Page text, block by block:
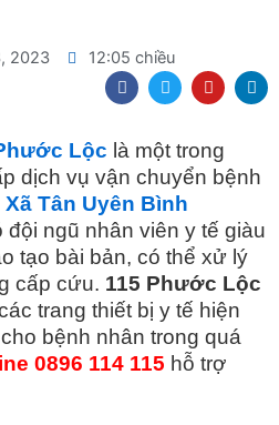
2023 12:05 chiều
F
a
c
b
o
o
k
T
w
i
t
e
r
Y
o
u
u
b
e
L
i
n
i
Lộc là một trong
dịch vụ vận chuyển bệnh
Tân Uyên Bình
đội ngũ nhân viên y tế giàu
tạo bài bản, có thể xử lý
cấp cứu. 115 Phước Lộc
trang thiết bị y tế hiện
bệnh nhân trong quá
0896 114 115 hỗ trợ